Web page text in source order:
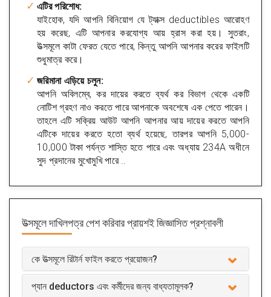
এটির পরিশোধ:
যাইহোক, যদি আপনি বিনিয়োগ যে ট্যাক্স deductibles আরোহণ
হয় করেছ, এটি আপনার করযোগ্য আয় হ্রাস করা হয়। সুতরাং,
উত্সমূলে কাটা ফেরত যেতে পারে, কিন্তু আপনি আপনার করের ফাইলটি
শুধুমাত্র করে।
জরিমানা এড়িয়ে চলুন:
আপনি অবিলম্বে, কর দায়ের করতে ব্যর্থ কর বিভাগ থেকে একটি
নোটিশ গ্রহণ নাও করতে পারে আপনাকে অবশেষে এক পেতে পারেন।
তাহলে এটি সক্রিয় আউট আপনি আপনার আয় দায়ের করতে আপনি
এটিকে দায়ের করতে হতো ব্যর্থ হয়েছে, তারপর আপনি 5,000-
10,000 টাকা পর্যন্ত শাস্তি হতে পারে এবং অধ্যায় 234A অধীনে
সুদ প্রদানের মুখোমুখি পারে ..
উত্সমূলে দাখিলপত্র পেশ করিবারপ্রায়শই জিজ্ঞাসিত প্রশ্নাবলী
কে উত্সমূলে রিটার্ন ফাইল করতে প্রয়োজন?
প্যান deductors এবং কর্মীদের জন্য বাধ্যতামূলক?